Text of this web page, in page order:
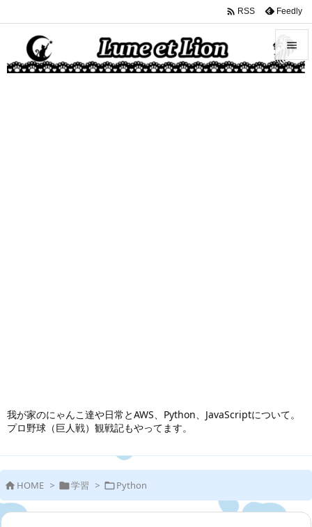
我が家のにゃんこ達や日常とAWS、Python、JavaScriptについて。
プロ野球（巨人戦）観戦記もやってます。


 RSS Feedly
 HOME > 学習 > Python